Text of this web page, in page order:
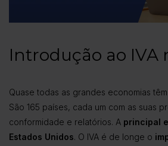
Introdução ao IVA
Quase todas as grandes economias
São 165 países, cada um com as suas
conformidade e relatórios. A principal
Estados Unidos. O IVA é de longe o